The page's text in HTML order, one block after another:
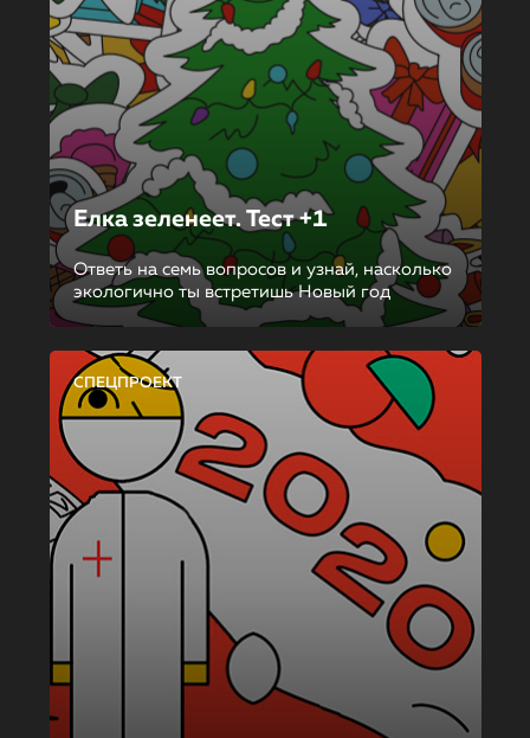
Елка зеленеет. Тест +1
Ответь на семь вопросов и узнай, насколько
экологично ты встретишь Новый год
СПЕЦПРОЕКТ